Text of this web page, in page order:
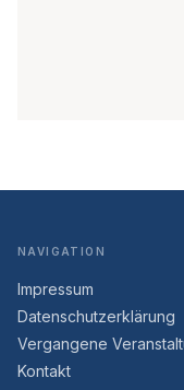
NAVIGATION
Impressum
Datenschutzerklärung
Vergangene
Kontakt